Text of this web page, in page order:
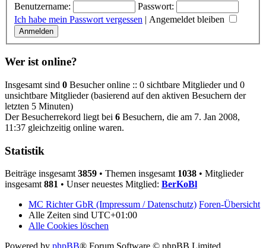
Benutzername:
Passwort:
Ich habe mein Passwort vergessen | Angemeldet bleiben
Wer ist online?
Insgesamt sind 0 Besucher online :: 0 sichtbare Mitglieder und 0
unsichtbare Mitglieder (basierend auf den aktiven Besuchern der
letzten 5 Minuten)
Der Besucherrekord liegt bei 6 Besuchern, die am 7. Jan 2008,
11:37 gleichzeitig online waren.
Statistik
Beiträge insgesamt 3859 • Themen insgesamt 1038 • Mitglieder
insgesamt 881 • Unser neuestes Mitglied: BerKoBl
MC Richter GbR (Impressum / Datenschutz) Foren-Übersicht
Alle Zeiten sind UTC+01:00
Alle Cookies löschen